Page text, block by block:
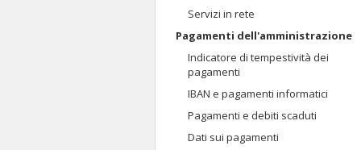
Servizi in rete
Pagamenti dell'amministrazione
Indicatore di tempestività dei
pagamenti
IBAN e pagamenti informatici
Pagamenti e debiti scaduti
Dati sui pagamenti